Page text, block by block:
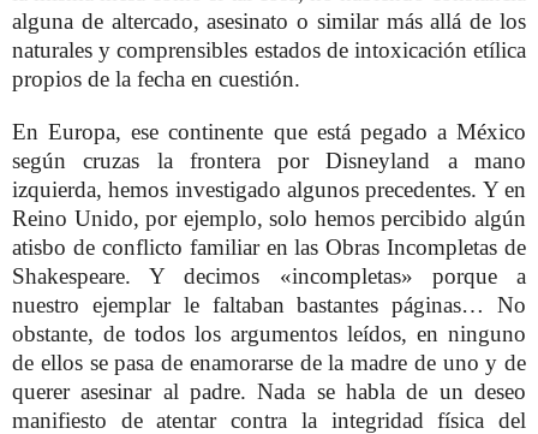
alguna de altercado, asesinato o similar más allá de los
naturales y comprensibles estados de intoxicación etílica
propios de la fecha en cuestión.
En Europa, ese continente que está pegado a México
según cruzas la frontera por Disneyland a mano
izquierda, hemos investigado algunos precedentes. Y en
Reino Unido, por ejemplo, solo hemos percibido algún
atisbo de conflicto familiar en las Obras Incompletas de
Shakespeare. Y decimos «incompletas» porque a
nuestro ejemplar le faltaban bastantes páginas… No
obstante, de todos los argumentos leídos, en ninguno
de ellos se pasa de enamorarse de la madre de uno y de
querer asesinar al padre. Nada se habla de un deseo
manifiesto de atentar contra la integridad física del